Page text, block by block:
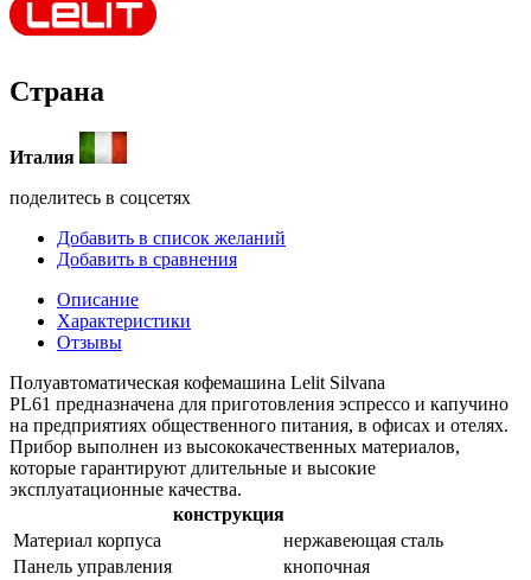
Страна
Италия
поделитесь в соцсетях
Добавить в список желаний
Добавить в сравнения
Описание
Характеристики
Отзывы
Полуавтоматическая кофемашина Lelit Silvana
PL61 предназначена для приготовления эспрессо и капучино
на предприятиях общественного питания, в офисах и отелях.
Прибор выполнен из высококачественных материалов,
которые гарантируют длительные и высокие
эксплуатационные качества.
конструкция
Материал корпуса
нержавеющая сталь
Панель управления
кнопочная